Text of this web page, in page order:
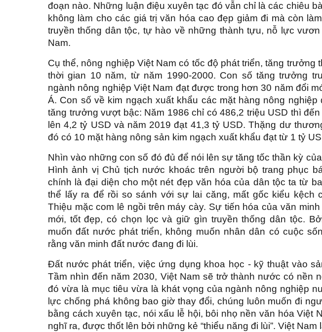
đoạn nào. Những luận điệu xuyên tạc đó vẫn chỉ là các chiêu
không làm cho các giá trị văn hóa cao đẹp giảm đi mà còn
truyền thống dân tộc, tự hào về những thành tựu, nỗ lực
Nam.
Cụ thể, nông nghiệp Việt Nam có tốc độ phát triển, tăng trưởng
thời gian 10 năm, từ năm 1990-2000. Con số tăng trưởng
ngành nông nghiệp Việt Nam đạt được trong hơn 30 năm đổi
Á. Con số về kim ngạch xuất khẩu các mặt hàng nông
tăng trưởng vượt bậc: Năm 1986 chỉ có 486,2 triệu USD thì
lên 4,2 tỷ USD và năm 2019 đạt 41,3 tỷ USD. Thặng dư
đó có 10 mặt hàng nông sản kim ngạch xuất khẩu đạt từ 1 tỷ
Nhìn vào những con số đó đủ để nói lên sự tăng tốc thần kỳ
Hình ảnh vị Chủ tịch nước khoác trên người bộ trang phục
chính là đại diện cho một nét đẹp văn hóa của dân tộc ta từ
thể lấy ra để rồi so sánh với sự lai căng, mất gốc kiểu kệch
Thiệu mặc com lê ngồi trên máy cày. Sự tiến hóa của văn
mới, tốt đẹp, có chọn lọc và giữ gìn truyền thống dân tộc.
muốn đất nước phát triển, không muốn nhân dân có cuộc
rằng văn minh đất nước đang đi lùi.
Đất nước phát triển, việc ứng dụng khoa học - kỹ thuật vào
Tầm nhìn đến năm 2030, Việt Nam sẽ trở thành nước có nền
đó vừa là mục tiêu vừa là khát vọng của ngành nông nghiệp
lực chống phá không bao giờ thay đổi, chúng luôn muốn đi
bằng cách xuyên tạc, nói xấu lễ hội, bôi nhọ nền văn hóa Việt
nghĩ ra, được thốt lên bởi những kẻ “thiểu năng đi lùi”. Việt